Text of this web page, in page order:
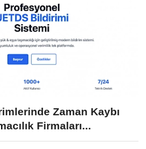
Zaman Kaybı
Firmaları...